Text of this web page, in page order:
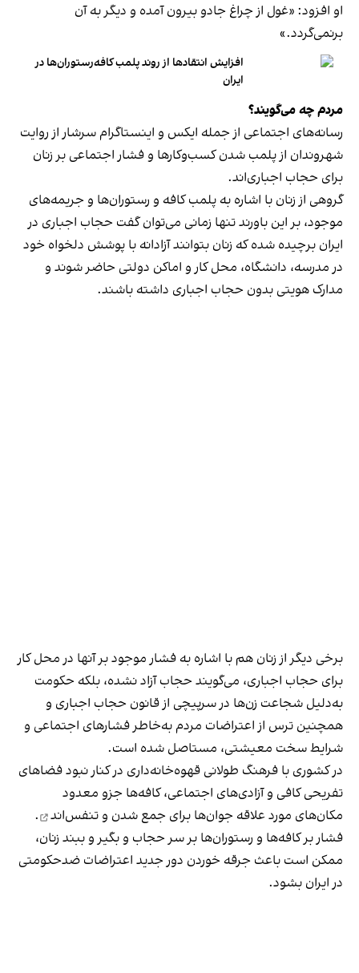
او افزود: «غول از چراغ جادو بیرون آمده و دیگر به آن
برنمی‎‌گردد.»
افزایش انتقادها از روند پلمب کافه‌رستوران‌ها در
ایران
مردم چه می‌گویند؟
رسانه‎‌های اجتماعی از جمله ایکس و اینستاگرام سرشار از روایت
شهروندان از پلمب شدن کسب‌وکارها و فشار اجتماعی بر زنان
برای حجاب اجباری‌اند.
گروهی از زنان با اشاره به پلمب کافه و رستوران‌ها و جریمه‌های
موجود، بر این باورند تنها زمانی می‌توان گفت حجاب اجباری در
ایران برچیده شده که زنان بتوانند آزادانه با پوشش دلخواه خود
در مدرسه، دانشگاه، محل کار و اماکن دولتی حاضر شوند و
مدارک هویتی بدون حجاب اجباری داشته باشند.
برخی دیگر از زنان هم با اشاره به فشار موجود بر آنها در محل کار
برای حجاب اجباری، می‌گویند حجاب آزاد نشده، بلکه حکومت
به‌دلیل شجاعت زن‌ها در سرپیچی از قانون حجاب اجباری و
همچنین ترس از اعتراضات مردم به‌خاطر فشارهای اجتماعی و
شرایط سخت معیشتی، مستاصل شده است.
در کشوری با فرهنگ طولانی قهوه‌‌خانه‌داری در کنار نبود فضاهای
تفریحی کافی و آزادی‌های اجتماعی، کافه‌ها جزو معدود
مکان‌های مورد علاقه جوان‌ها برای جمع شدن و تنفس‌اند
.
فشار بر کافه‌ها و رستوران‌ها بر سر حجاب و بگیر و ببند زنان،
ممکن است باعث جرقه خوردن دور جدید اعتراضات ضدحکومتی
در ایران بشود.